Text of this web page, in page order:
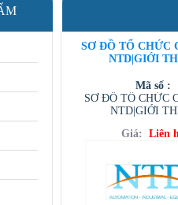
SƠ ĐỒ TỔ CHỨC
NTD|GIỚI
Mã số :
SƠ ĐỒ TỔ CHỨC
NTD|GIỚI
Giá: Liên